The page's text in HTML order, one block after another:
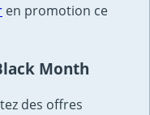
en promotion ce
Month
des offres